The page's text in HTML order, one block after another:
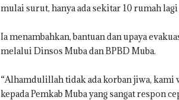
mulai surut, hanya ada sekitar 10 rumah lagi
Ia menambahkan, bantuan dan upaya
melalui Dinsos Muba dan BPBD Muba.
“Alhamdulillah tidak ada korban jiwa, kami
kepada Pemkab Muba yang sangat respon